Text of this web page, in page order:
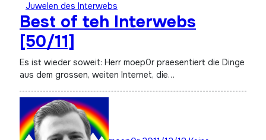
Juwelen des Interwebs
Best of teh Interwebs
[50/11]
Es ist wieder soweit: Herr moep0r praesentiert die Dinge
aus dem grossen, weiten Internet, die…